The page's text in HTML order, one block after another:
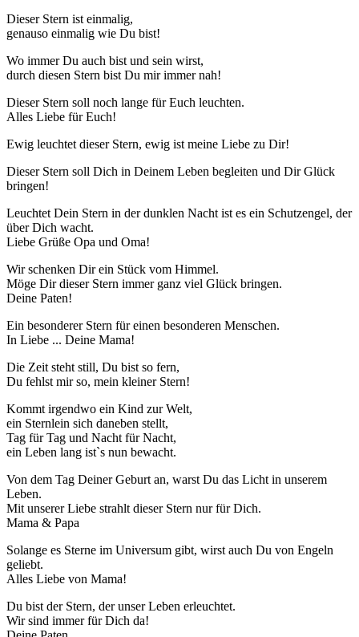
Dieser Stern ist einmalig,
genauso einmalig wie Du bist!
Wo immer Du auch bist und sein wirst,
durch diesen Stern bist Du mir immer nah!
Dieser Stern soll noch lange für Euch leuchten.
Alles Liebe für Euch!
Ewig leuchtet dieser Stern, ewig ist meine Liebe zu Dir!
Dieser Stern soll Dich in Deinem Leben begleiten und Dir Glück
bringen!
Leuchtet Dein Stern in der dunklen Nacht ist es ein Schutzengel, der
über Dich wacht.
Liebe Grüße Opa und Oma!
Wir schenken Dir ein Stück vom Himmel.
Möge Dir dieser Stern immer ganz viel Glück bringen.
Deine Paten!
Ein besonderer Stern für einen besonderen Menschen.
In Liebe ... Deine Mama!
Die Zeit steht still, Du bist so fern,
Du fehlst mir so, mein kleiner Stern!
Kommt irgendwo ein Kind zur Welt,
ein Sternlein sich daneben stellt,
Tag für Tag und Nacht für Nacht,
ein Leben lang ist`s nun bewacht.
Von dem Tag Deiner Geburt an, warst Du das Licht in unserem
Leben.
Mit unserer Liebe strahlt dieser Stern nur für Dich.
Mama & Papa
Solange es Sterne im Universum gibt, wirst auch Du von Engeln
geliebt.
Alles Liebe von Mama!
Du bist der Stern, der unser Leben erleuchtet.
Wir sind immer für Dich da!